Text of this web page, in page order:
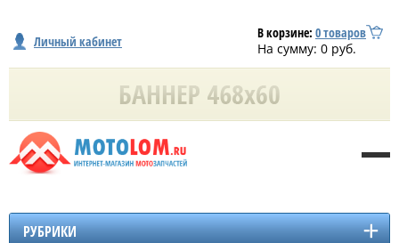
Личный кабинет В корзине: 0товаров
На сумму: 0 руб.
РУБРИКИ